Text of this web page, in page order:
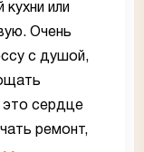
или
Очень
с душой,
это сердце
ремонт,